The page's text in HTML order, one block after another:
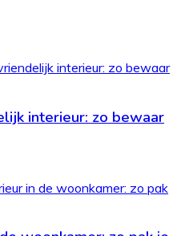
interieur: zo bewaar